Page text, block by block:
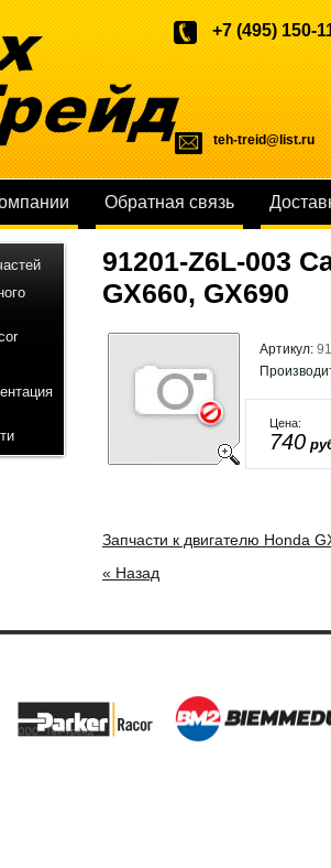
+7 (495) 150-
teh-treid@list.ru
Обратная связь
91201-Z6L-003
GX660, GX690
Артикул:
Цена:
740
Запчасти к двигателю Honda
« Назад